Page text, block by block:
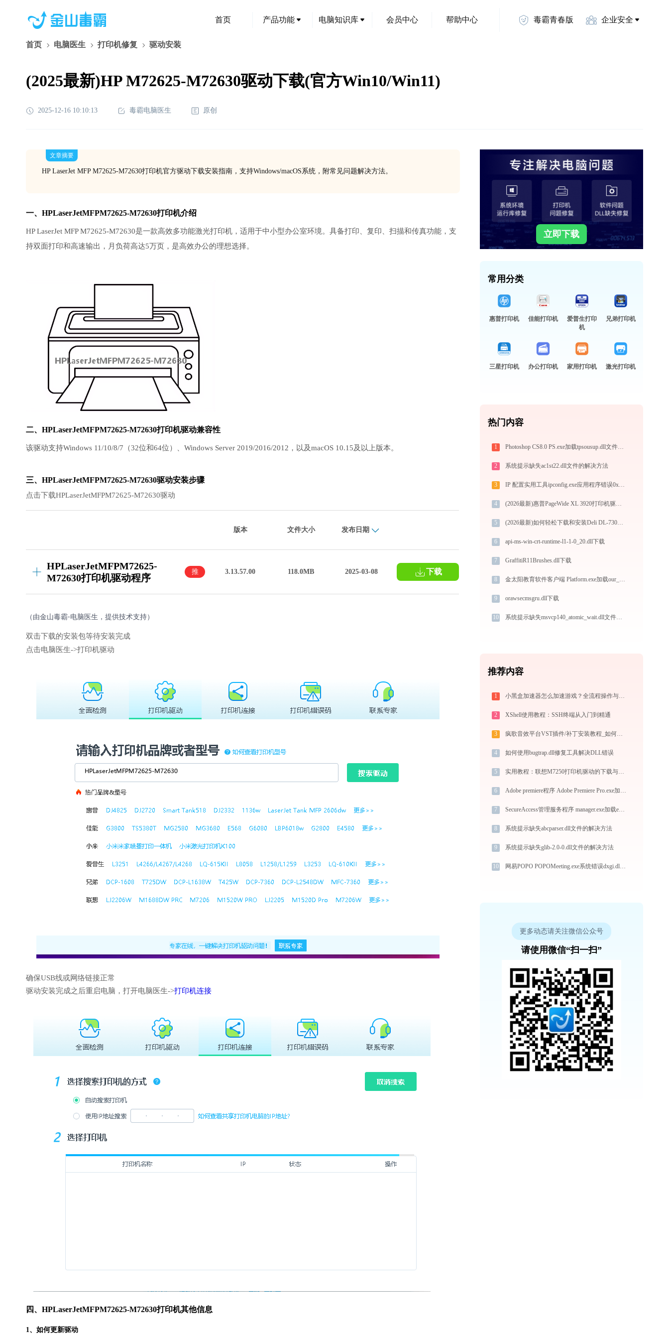
首页 产品功能 电脑知识库 会员中心 帮助中心 毒霸青春版 企业安全
首页 电脑医生 打印机修复 驱动安装
(2025最新)HP M72625-M72630驱动下载(官方Win10/Win11)
2025-12-16 10:10:13 毒霸电脑医生 原创
文章摘要
HP LaserJet MFP M72625-M72630打印机官方驱动下载安装指南，支持Windows/macOS系统，附常见问题解决方法。
一、HPLaserJetMFPM72625-M72630打印机介绍
HP LaserJet MFP M72625-M72630是一款高效多功能激光打印机，适用于中小型办公室环境。具备打印、复印、扫描和传真功能，支
持双面打印和高速输出，月负荷高达5万页，是高效办公的理想选择。
二、HPLaserJetMFPM72625-M72630打印机驱动兼容性
该驱动支持Windows 11/10/8/7（32位和64位）、Windows Server 2019/2016/2012，以及macOS 10.15及以上版本。
三、HPLaserJetMFPM72625-M72630驱动安装步骤
点击下载HPLaserJetMFPM72625-M72630驱动
版本 文件大小 发布日期
HPLaserJetMFPM72625-
M72630打印机驱动程序
推
3.13.57.00 118.0MB 2025-03-08 下载
（由金山毒霸-电脑医生，提供技术支持）
双击下载的安装包等待安装完成
点击电脑医生->打印机驱动
确保USB线或网络链接正常
驱动安装完成之后重启电脑，打开电脑医生->打印机连接
四、HPLaserJetMFPM72625-M72630打印机其他信息
1、如何更新驱动
立即下载
常用分类
惠普打印机 佳能打印机
爱普生打印
机
兄弟打印机
三星打印机 办公打印机 家用打印机 激光打印机
热门内容
1 Photoshop CS8.0 PS.exe加载tpsousup.dll文件丢失处理办法
2 系统提示缺失ac1st22.dll文件的解决方法
3 IP 配置实用工具ipconfig.exe应用程序错误0xc000001d解决方法
4 (2026最新)惠普PageWide XL 3920打印机驱动如何下载安装？这里有你需要的所有信息
5 (2026最新)如何轻松下载和安装Deli DL-730C打印机驱动？跟着这篇指南走
6 api-ms-win-crt-runtime-l1-1-0_20.dll下载
7 GraffitiR11Brushes.dll下载
8 金太阳教育软件客户端 Platform.exe加载our_mifare.dll文件丢失处理办法
9 orawsecmsgru.dll下载
10 系统提示缺失msvcp140_atomic_wait.dll文件的解决方法
推荐内容
1 小黑盒加速器怎么加速游戏？全流程操作与节点选择指南
2 XShell使用教程：SSH终端从入门到精通
3 疯歌音效平台VST插件/补丁安装教程_如何加载插件效果包
4 如何使用bugtrap.dll修复工具解决DLL错误
5 实用教程：联想M7250打印机驱动的下载与安装技巧
6 Adobe premiere程序 Adobe Premiere Pro.exe加载msvcr100.dll文件丢失处理办法
7 SecureAccess管理服务程序 manager.exe加载easysoap.dll文件丢失处理办法
8 系统提示缺失abcparser.dll文件的解决方法
9 系统提示缺失glib-2.0-0.dll文件的解决方法
10 网易POPO POPOMeeting.exe系统错误dxgi.dll丢失如何解决
更多动态请关注微信公众号
请使用微信“扫一扫”